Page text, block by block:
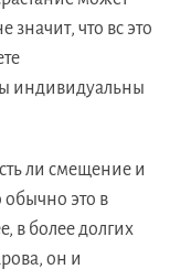
значит, что вс это
индивидуальны
ли смещение и
это в
в более долгих
он и